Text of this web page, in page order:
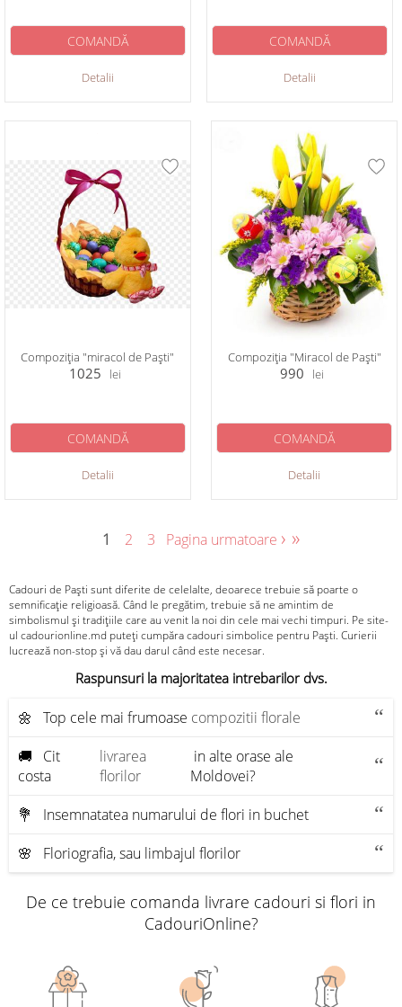
Detalii
COMANDĂ
Detalii
COMANDĂ
Compoziția "miracol de Paști"
1025 lei
Detalii
COMANDĂ
Compoziția "Miracol de Paști"
990 lei
Detalii
COMANDĂ
1 2 3 Pagina urmatoare › »
Cadouri de Paști sunt diferite de celelalte, deoarece trebuie să poarte o
semnificație religioasă. Când le pregătim, trebuie să ne amintim de
simbolismul și tradițiile care au venit la noi din cele mai vechi timpuri. Pe site-
ul cadourionline.md puteți cumpăra cadouri simbolice pentru Paști. Curierii
lucrează non-stop și vă dau darul când este necesar.
Raspunsuri la majoritatea intrebarilor dvs.
🌼 Top cele mai frumoase compozitii florale
🚚 Cit
costa
livrarea
florilor
in alte orase ale
Moldovei?
💐 Insemnatatea numarului de flori in buchet
🌸 Floriografia, sau limbajul florilor
De ce trebuie comanda livrare cadouri si flori in
CadouriOnline?